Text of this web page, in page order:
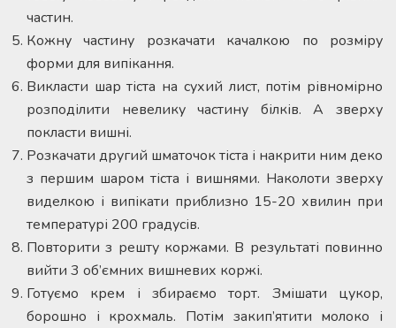
частин.
Кожну частину розкачати качалкою по розміру
форми для випікання.
Викласти шар тіста на сухий лист, потім рівномірно
розподілити невелику частину білків. А зверху
покласти вишні.
Розкачати другий шматочок тіста і накрити ним деко
з першим шаром тіста і вишнями. Наколоти зверху
виделкою і випікати приблизно 15-20 хвилин при
температурі 200 градусів.
Повторити з решту коржами. В результаті повинно
вийти 3 об’ємних вишневих коржі.
Готуємо крем і збираємо торт. Змішати цукор,
борошно і крохмаль. Потім закип’ятити молоко і